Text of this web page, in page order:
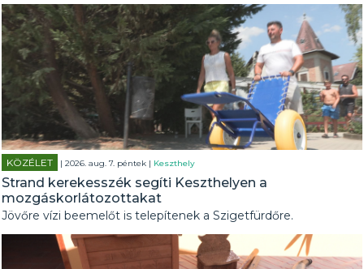
KÖZÉLET | 2026. aug. 7. péntek | Keszthely
Strand kerekesszék segíti Keszthelyen a
mozgáskorlátozottakat
Jövőre vízi beemelőt is telepítenek a Szigetfürdőre.